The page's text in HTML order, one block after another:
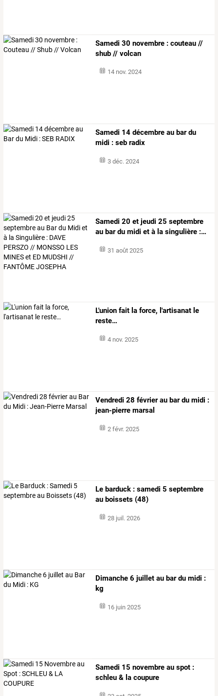
Samedi 30 novembre : couteau //
shub // volcan
14 nov. 2024
Samedi 14 décembre au bar du
midi : seb radix
3 déc. 2024
Samedi 20 et jeudi 25 septembre
au bardu midi et à la singulière :…
31 août 2025
L'union fait la force, l'artisanat le
reste…
4 nov. 2025
Vendredi 28 février au bar du midi :
jean-pierre marsal
2 févr. 2025
Le barduck : samedi 5 septembre
au boissets (48)
28 juil. 2026
Dimanche 6 juillet au bar du midi :
kg
16 juin 2025
Samedi 15 novembre au spot :
schleu & la coupure